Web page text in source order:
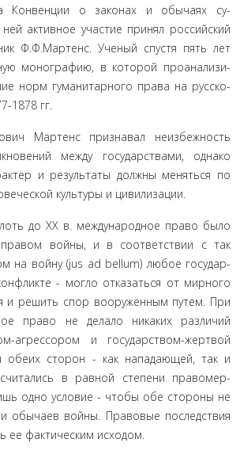
Конвенции о законах и обычаях су­
активное участие принял российский
Ф.Ф.Мартенс. Ученый спустя пять лет
монографию, в которой проанализи­
норм гуманитарного права на русско­
1878 гг.
Мартенс признавал неизбеж­ность
между государствами, од­нако
и результаты должны меняться по
культуры и цивилизации.
до ХХ в. международное право было
войны, и в соответствии с так
на войну (jus ad bellum) любое государ­
- могло отказаться от мирного
и решить спор вооруженным путем. При
право не делало никаких разли­чий
агрессором и государством-жерт­вой
обеих сторон - как нападающей, так и
в равной степени правомер­
одно условие - чтобы обе стороны не
обычаев войны. Правовые последствия
ее фактическим исходом.